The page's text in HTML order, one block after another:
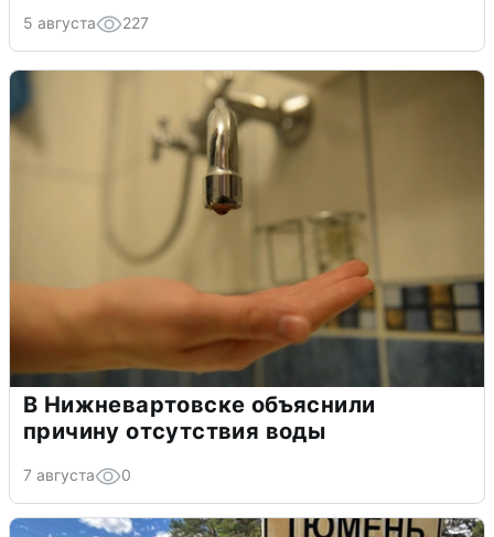
5 августа 227
В Нижневартовске объяснили
причину отсутствия воды
7 августа 0